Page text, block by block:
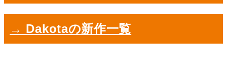
→ Dakotaの新作一覧